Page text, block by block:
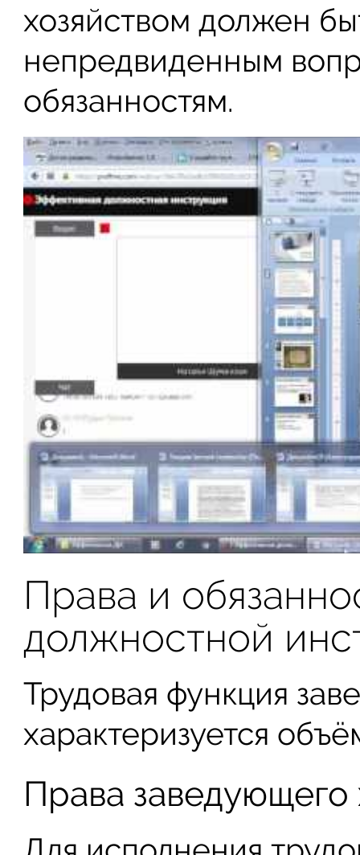
хозяйством должен
непредвиденным
обязанностям.
Права и
должностной
Трудовая функция
характеризуется
Права заведующего